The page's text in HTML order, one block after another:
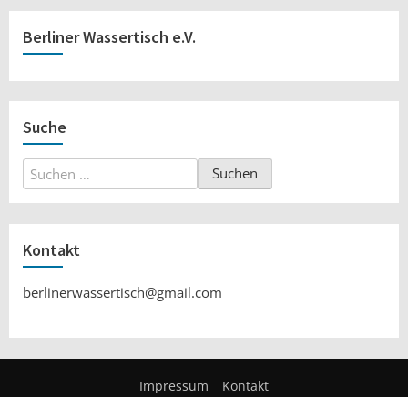
Berliner Wassertisch e.V.
Suche
Suchen
nach:
Kontakt
berlinerwassertisch@gmail.com
Impressum Kontakt